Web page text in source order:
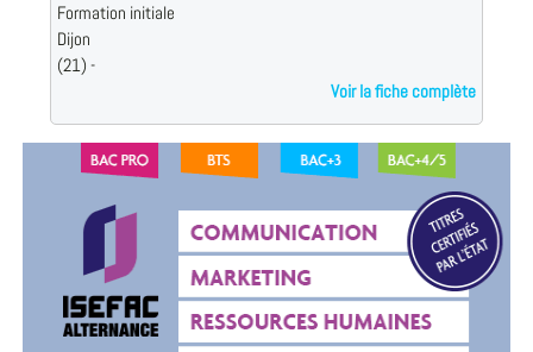
Formation initiale
Dijon
(21) -
Voir la fiche complète